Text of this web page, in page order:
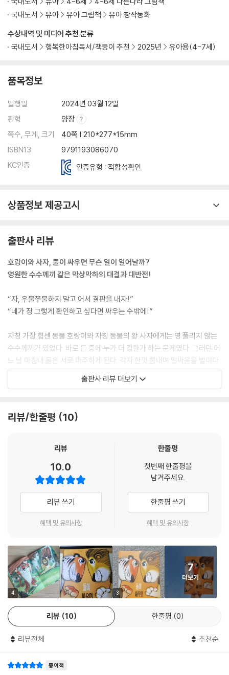
수상내역 및 미디어 추천 분류
국내도서
행복한아침독서/책둥이 추천 2025년 유아용(4-7세)
국내도서
유아 유아 그림책 유아 창작동화
품목정보
발행일
2024년 03월 12일
판형
양장
쪽수, 무게, 크기
40쪽 | 210*277*15mm
ISBN13
9791193086070
KC인증
인증유형 : 적합성확인
상품정보 제공고시
출판사 리뷰
호랑이와 사자, 둘이 싸우면 무슨 일이 일어날까?
영원한 수수께끼 같은 막상막하의 대결과 대반전!
“자, 우물쭈물하지 말고 어서 결판을 내자!”
“네가 정 그렇게 확인하고 싶다면 싸우는 수밖에!”
자칭 가장 힘센 동물 호랑이와 자칭 동물의 왕 사자에게는 영 풀리지 않는
수수께끼가 있었다. 바로 둘 중에 누가 더 강한가 하는 문제였다. 그러던 어
느 날 마침내 둘은 서로 마주하게 된다. 각자 한껏 뽐내며 말싸움을 벌이다
가 사자와 호랑이는 결국 겨루기로 승부를 내기로 한다. 잔혹하고 냉정한
싸움이 아닌 해학과 재미가 가득한 흥미진진한 대결이 거듭되는 이야기는
힘은 누가 더 셀까? 호랑이는 커다란 통나무 줄기를 번쩍 들고, 사자도 지
이뛰기와 오래 잠수하기까지 모두 번번이 무승부로 끝났다. 지켜보던 숲속
힘이 들었다. 급기야 무슨 대결을 더 해야 할지 생각도 나지 않는 지경! 그
래도 싸워야 결판이 난다고 믿는 둘은 급기야 먹기 시합에 돌입한다. 그러
나 먹기 시합을 끝내고 바닥에 드러누운 사자와 호랑이의 배는 마치 쌍둥
이 언덕 같았다!
독일 시사 주간지 〈슈피겔〉 베스트셀러
“아아아아아아아아악!”
“으아아! 거기 누구 없어? 제발 도와줘!”
과연 싸움은 결판이 날 수 있을까? 거듭된 싸움으로 지치고 배고팠던 사자
와 호랑이가 맛있는 음식을 잔뜩 먹는데, 엄청난 일이 벌어지고 만다. 둘의
진면목이 발휘된다. 제목만 보면 얼굴을 찌푸릴 수도 있지만, 이 책은 해학
적 메시지를 품고 있는 우화 그림책이다.
출판사 리뷰 더보기
리뷰/한줄평 10
리뷰
10.0
리뷰 쓰기
혜택 및 유의사항
한줄평
첫번째 한줄평을
남겨주세요.
한줄평 쓰기
혜택 및 유의사항
4 3
7
더보기
리뷰 10 한줄평 0
리뷰전체 추천순
종이책